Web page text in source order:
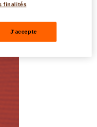
finalités
J'accepte